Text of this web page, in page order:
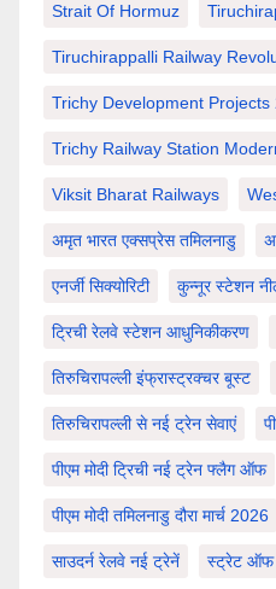
Strait Of Hormuz
Tiruchirappalli Railway
Trichy Development Projects
Trichy Railway Station
Viksit Bharat Railways
अमृत भारत एक्सप्रेस तमिलनाडु
एनर्जी सिक्योरिटी कुन्नूर स्टेशन
ट्रिची रेलवे स्टेशन आधुनिकीकरण
तिरुचिरापल्ली इंफ्रास्ट्रक्चर बूस्ट
तिरुचिरापल्ली से नई ट्रेन सेवाएं
पीएम मोदी ट्रिची नई ट्रेन फ्लैग ऑफ
पीएम मोदी तमिलनाडु दौरा मार्च 2026
साउदर्न रेलवे नई ट्रेनें स्ट्रेट ऑफ